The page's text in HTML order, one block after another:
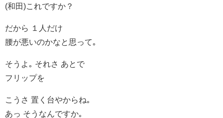
(和田)これですか？
だから １人だけ
腰が悪いのかなと思って｡
そうよ｡ それさ あとで
フリップを
こうさ 置く台やからね｡
あっ そうなんですか｡